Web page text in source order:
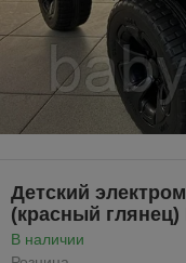
Детский
(красный глянец)
В наличии